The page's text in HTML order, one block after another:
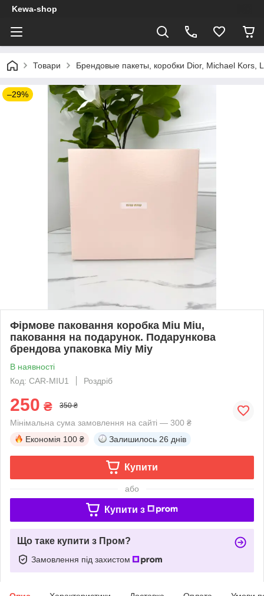
Kewa-shop
Товари Брендовые пакеты, коробки Dior, Michael Kors,
–29%
Фірмове паковання коробка Miu Miu,
паковання на подарунок. Подарункова
брендова упаковка Міу Міу
В наявності
Код: CAR-MIU1
Роздріб
250 ₴ 350 ₴
Мінімальна сума замовлення на сайті — 300 ₴
Економія 100 ₴ Залишилось 26 днів
Купити
або
Купити з
Що таке купити з Пром?
Замовлення під захистом